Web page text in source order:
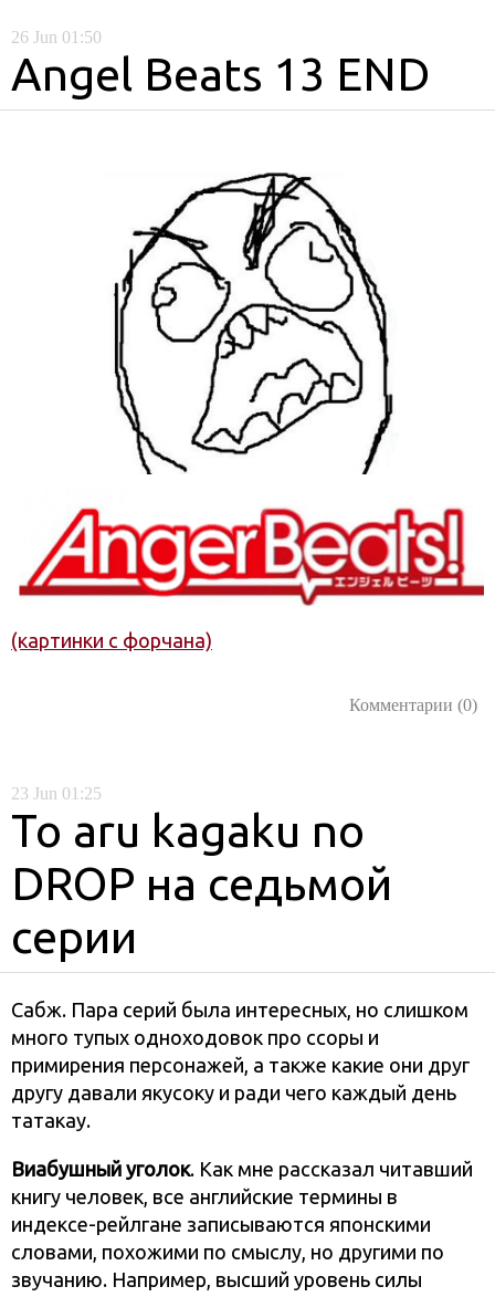
26 Jun 01:50
Angel Beats 13 END
(картинки с форчана)
Комментарии (0)
23 Jun 01:25
To aru kagaku no
DROP на седьмой
серии
Сабж. Пара серий была интересных, но слишком
много тупых одноходовок про ссоры и
примирения персонажей, а также какие они друг
другу давали якусоку и ради чего каждый день
татакау.
Виабушный уголок. Как мне рассказал читавший
книгу человек, все английские термины в
индексе-рейлгане записываются японскими
словами, похожими по смыслу, но другими по
звучанию. Например, высший уровень силы